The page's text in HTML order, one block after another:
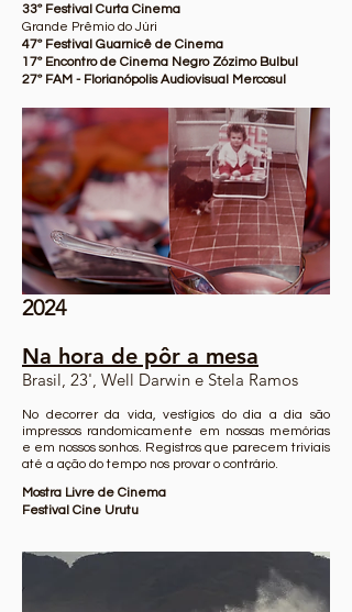
33º Festival Curta Cinema
Grande Prêmio do Júri
47º Festival Guarnicê de Cinema
17º Encontro de Cinema Negro Zózimo Bulbul
27º FAM - Florianópolis Audiovisual Mercosul
2024
Na hora de pôr a mesa
Brasil, 23', Well Darwin e Stela Ramos
No decorrer da vida, vestígios do dia a dia são
impressos randomicamente em nossas memórias
e em nossos sonhos. Registros que parecem triviais
até a ação do tempo nos provar o contrário.
Mostra Livre de Cinema
Festival Cine Urutu